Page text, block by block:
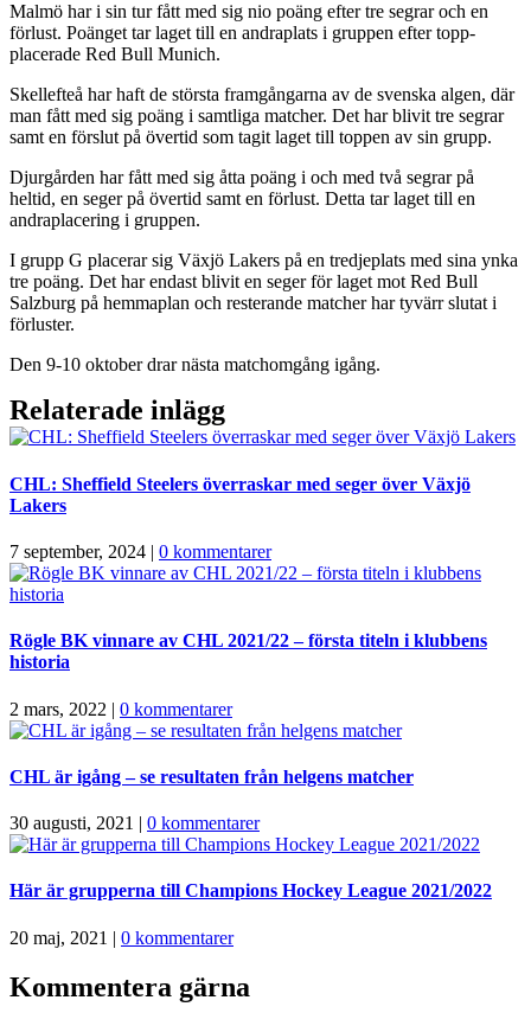
Malmö har i sin tur fått med sig nio poäng efter tre segrar och en
förlust. Poänget tar laget till en andraplats i gruppen efter topp-
placerade Red Bull Munich.
Skellefteå har haft de största framgångarna av de svenska algen, där
man fått med sig poäng i samtliga matcher. Det har blivit tre segrar
samt en förslut på övertid som tagit laget till toppen av sin grupp.
Djurgården har fått med sig åtta poäng i och med två segrar på
heltid, en seger på övertid samt en förlust. Detta tar laget till en
andraplacering i gruppen.
I grupp G placerar sig Växjö Lakers på en tredjeplats med sina ynka
tre poäng. Det har endast blivit en seger för laget mot Red Bull
Salzburg på hemmaplan och resterande matcher har tyvärr slutat i
förluster.
Den 9-10 oktober drar nästa matchomgång igång.
Relaterade inlägg
CHL: Sheffield Steelers överraskar med seger över Växjö
Lakers
7 september, 2024 | 0 kommentarer
Rögle BK vinnare av CHL 2021/22 – första titeln i klubbens
historia
2 mars, 2022 | 0 kommentarer
CHL är igång – se resultaten från helgens matcher
30 augusti, 2021 | 0 kommentarer
Här är grupperna till Champions Hockey League 2021/2022
20 maj, 2021 | 0 kommentarer
Kommentera gärna